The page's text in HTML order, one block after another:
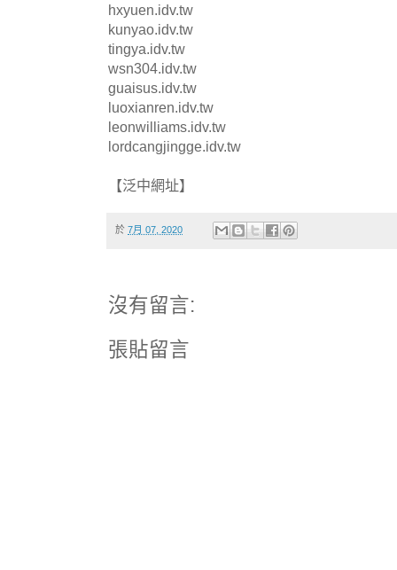
hxyuen.idv.tw
kunyao.idv.tw
tingya.idv.tw
wsn304.idv.tw
guaisus.idv.tw
luoxianren.idv.tw
leonwilliams.idv.tw
lordcangjingge.idv.tw
【泛中網址】
於 7月 07, 2020
沒有留言:
張貼留言